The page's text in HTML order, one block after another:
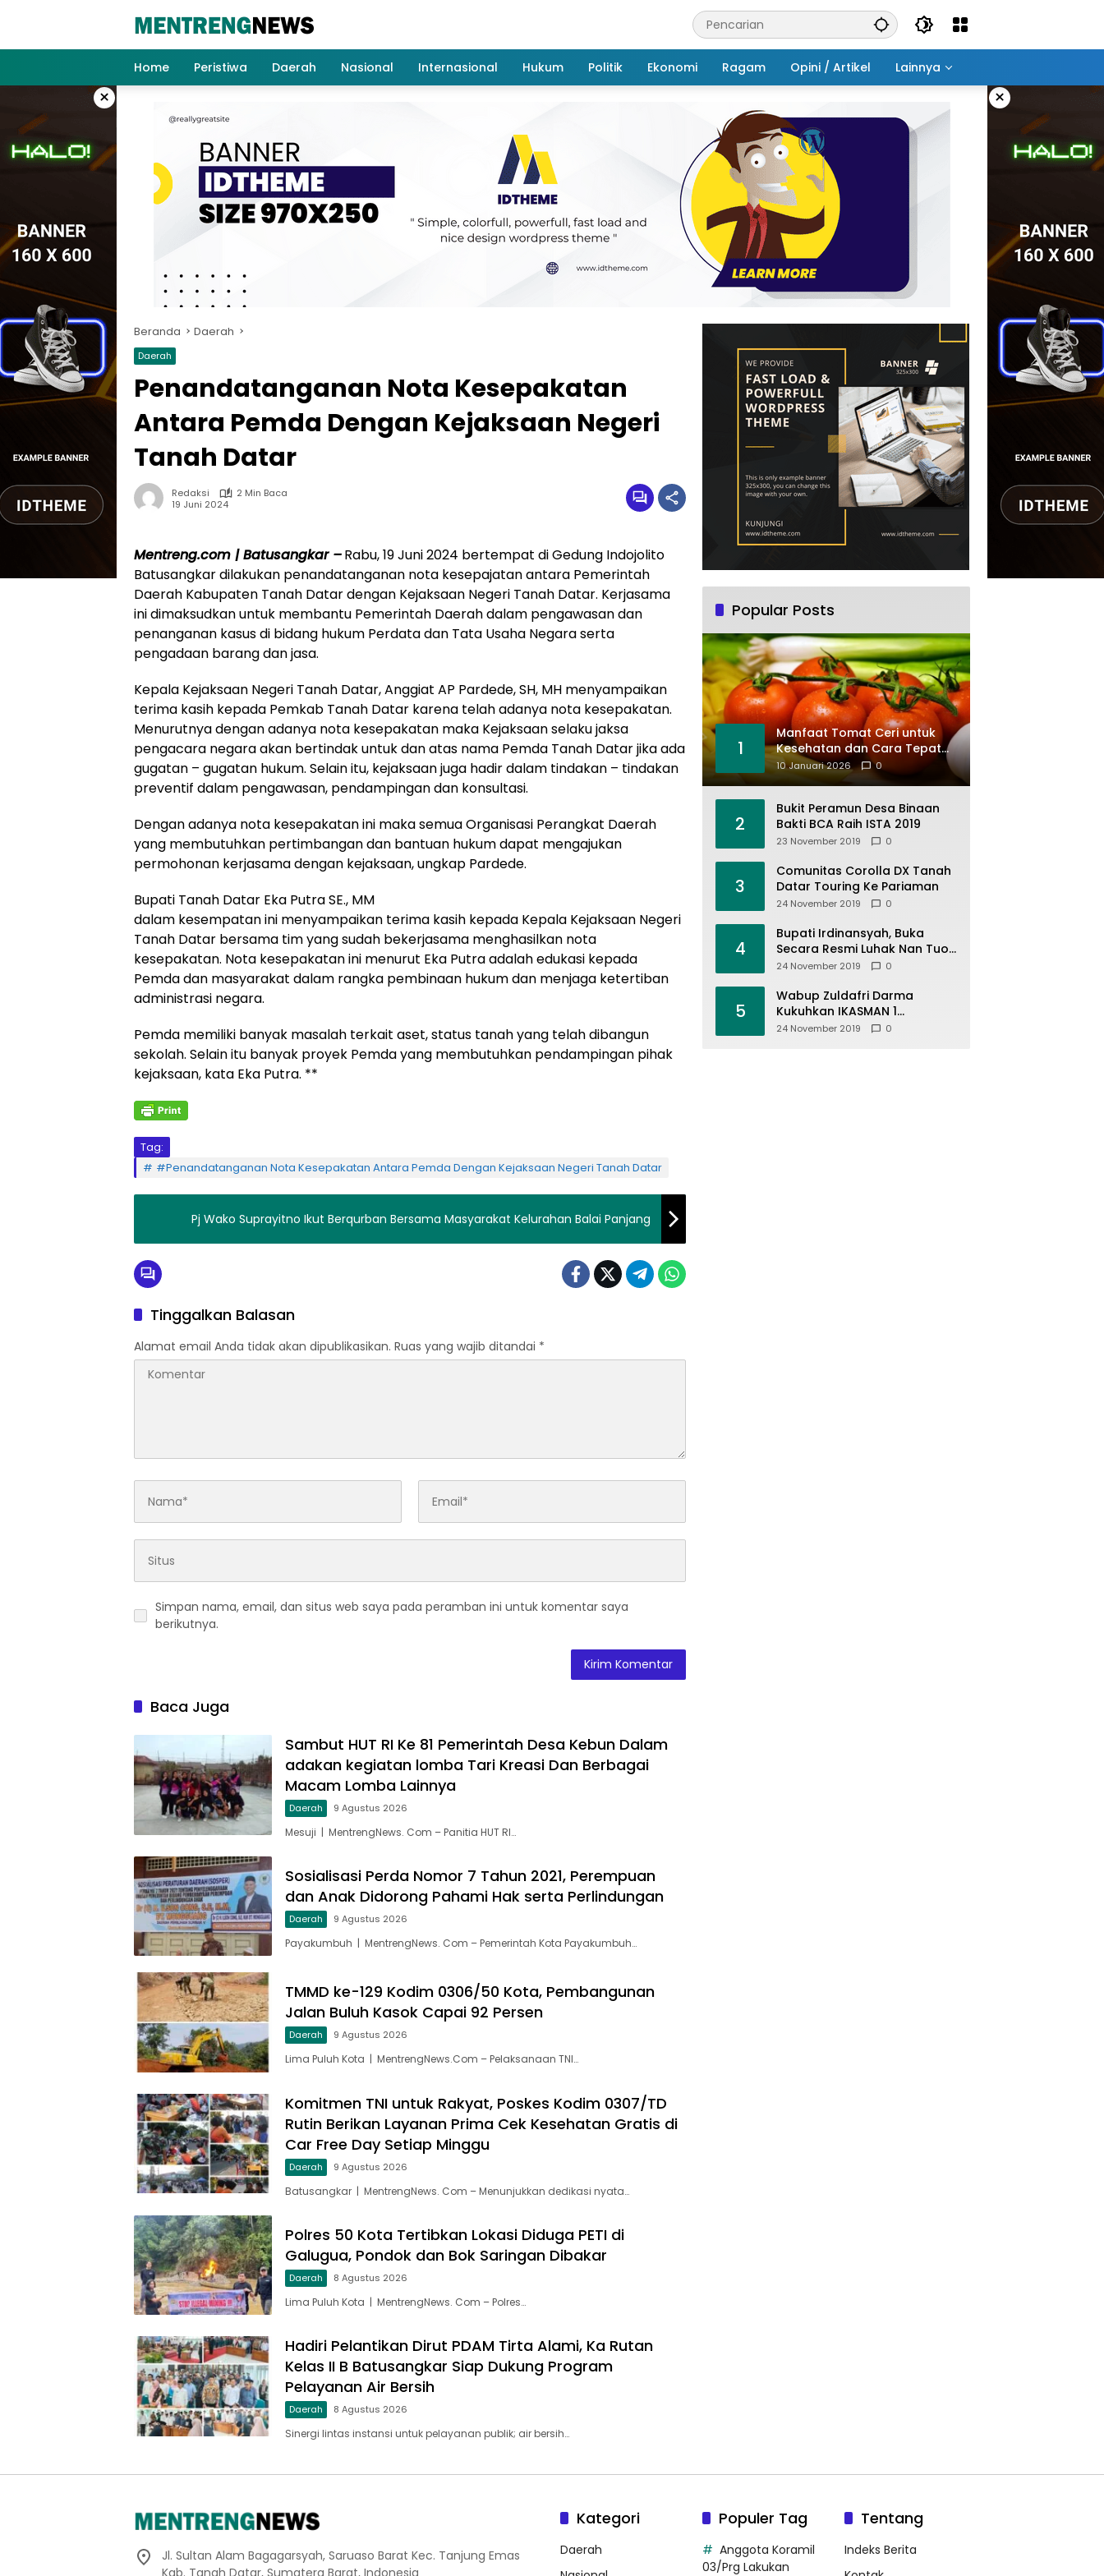
Home
Peristiwa Daerah Nasional Internasional Hukum Politik Ekonomi Ragam Opini / Artikel Lainnya
× ×
Beranda Daerah
Daerah
Penandatanganan Nota Kesepakatan
Antara Pemda Dengan Kejaksaan Negeri
Tanah Datar
Redaksi
2 Min Baca
19 Juni 2024
Mentreng.com | Batusangkar –Rabu, 19 Juni 2024 bertempat di Gedung Indojolito
Batusangkar dilakukan penandatanganan nota kesepajatan antara Pemerintah
Daerah Kabupaten Tanah Datar dengan Kejaksaan Negeri Tanah Datar. Kerjasama
ini dimaksudkan untuk membantu Pemerintah Daerah dalam pengawasan dan
penanganan kasus di bidang hukum Perdata dan Tata Usaha Negara serta
pengadaan barang dan jasa.
Kepala Kejaksaan Negeri Tanah Datar, Anggiat AP Pardede, SH, MH menyampaikan
terima kasih kepada Pemkab Tanah Datar karena telah adanya nota kesepakatan.
Menurutnya dengan adanya nota kesepakatan maka Kejaksaan selaku jaksa
pengacara negara akan bertindak untuk dan atas nama Pemda Tanah Datar jika ada
gugatan – gugatan hukum. Selain itu, kejaksaan juga hadir dalam tindakan – tindakan
preventif dalam pengawasan, pendampingan dan konsultasi.
Dengan adanya nota kesepakatan ini maka semua Organisasi Perangkat Daerah
yang membutuhkan pertimbangan dan bantuan hukum dapat mengajukan
permohonan kerjasama dengan kejaksaan, ungkap Pardede.
Bupati Tanah Datar Eka Putra SE., MM
dalam kesempatan ini menyampaikan terima kasih kepada Kepala Kejaksaan Negeri
Tanah Datar bersama tim yang sudah bekerjasama menghasilkan nota
kesepakatan. Nota kesepakatan ini menurut Eka Putra adalah edukasi kepada
Pemda dan masyarakat dalam rangka pembinaan hukum dan menjaga ketertiban
administrasi negara.
Pemda memiliki banyak masalah terkait aset, status tanah yang telah dibangun
sekolah. Selain itu banyak proyek Pemda yang membutuhkan pendampingan pihak
kejaksaan, kata Eka Putra. **
Tag:
#Penandatanganan Nota Kesepakatan Antara Pemda Dengan Kejaksaan Negeri Tanah Datar
Pj Wako Suprayitno Ikut Berqurban Bersama Masyarakat Kelurahan Balai Panjang
Tinggalkan Balasan
Alamat email Anda tidak akan dipublikasikan. Ruas yang wajib ditandai *
Simpan nama, email, dan situs web saya pada peramban ini untuk komentar saya
berikutnya.
Baca Juga
Sambut HUT RI Ke 81 Pemerintah Desa Kebun Dalam
adakan kegiatan lomba Tari Kreasi Dan Berbagai
Macam Lomba Lainnya
Daerah 9 Agustus 2026
Mesuji | MentrengNews. Com – Panitia HUT RI…
Sosialisasi Perda Nomor 7 Tahun 2021, Perempuan
dan Anak Didorong Pahami Hak serta Perlindungan
Daerah 9 Agustus 2026
Payakumbuh | MentrengNews. Com – Pemerintah Kota Payakumbuh…
TMMD ke-129 Kodim 0306/50 Kota, Pembangunan
Jalan Buluh Kasok Capai 92 Persen
Daerah 9 Agustus 2026
Lima Puluh Kota | MentrengNews.Com – Pelaksanaan TNI…
Komitmen TNI untuk Rakyat, Poskes Kodim 0307/TD
Rutin Berikan Layanan Prima Cek Kesehatan Gratis di
Car Free Day Setiap Minggu
Daerah 9 Agustus 2026
Batusangkar | MentrengNews. Com – Menunjukkan dedikasi nyata…
Polres 50 Kota Tertibkan Lokasi Diduga PETI di
Galugua, Pondok dan Bok Saringan Dibakar
Daerah 8 Agustus 2026
Lima Puluh Kota | MentrengNews. Com – Polres…
Hadiri Pelantikan Dirut PDAM Tirta Alami, Ka Rutan
Kelas II B Batusangkar Siap Dukung Program
Pelayanan Air Bersih
Daerah 8 Agustus 2026
Sinergi lintas instansi untuk pelayanan publik; air bersih…
Popular Posts
1
Manfaat Tomat Ceri untuk
Kesehatan dan Cara Tepat
Mengonsumsinya
10 Januari 2026 0
2
Bukit Peramun Desa Binaan
Bakti BCA Raih ISTA 2019
23 November 2019 0
3
Comunitas Corolla DX Tanah
Datar Touring Ke Pariaman
24 November 2019 0
4
Bupati Irdinansyah, Buka
Secara Resmi Luhak Nan Tuo
Wirabraja Adventure Offroad
24 November 2019 0
5
Wabup Zuldafri Darma
Kukuhkan IKASMAN 1
Pariangan Se Jabodetabek
24 November 2019 0
Jl. Sultan Alam Bagagarsyah, Saruaso Barat Kec. Tanjung Emas
Kab. Tanah Datar, Sumatera Barat, Indonesia
Kategori
Daerah
Populer Tag
Anggota Koramil
03/Prg Lakukan
Tentang
Indeks Berita